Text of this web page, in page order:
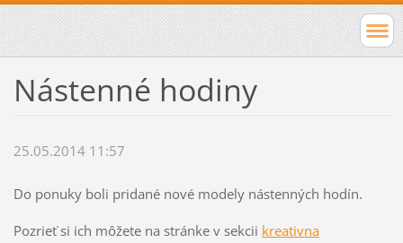
Nástenné hodiny
25.05.2014 11:57
Do ponuky boli pridané nové modely nástenných hodín.
Pozrieť si ich môžete na stránke v sekcii kreativna